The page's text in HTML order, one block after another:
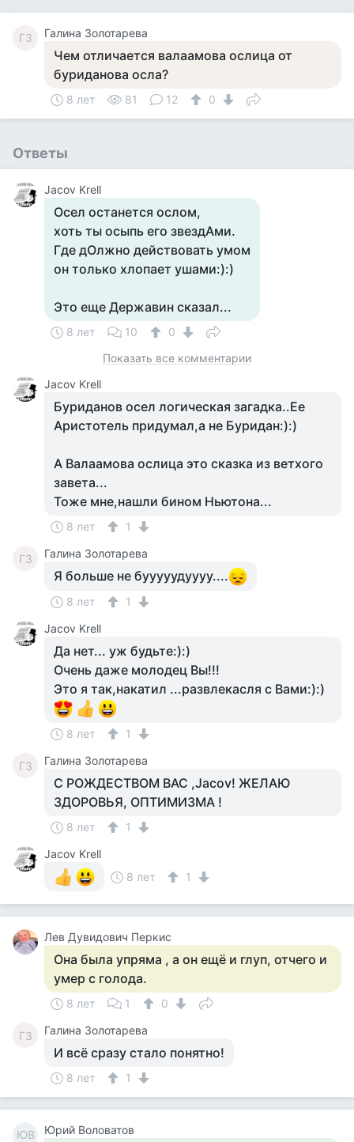
ГЗ Галина Золотарева
Чем отличается валаамова ослица от
буриданова осла?
8 лет 81 12 0
Ответы
Jacov Krell
Осел останется ослом,
хоть ты осыпь его звездАми.
Где дОлжно действовать умом
он только хлопает ушами:):)
Это еще Державин сказал...
8 лет 10
0
Показать все комментарии
Jacov Krell
Буриданов осел логическая загадка..Ее
Аристотель придумал,а не Буридан:):)
А Валаамова ослица это сказка из ветхого
завета...
Тоже мне,нашли бином Ньютона...
8 лет 1
ГЗ Галина Золотарева
Я больше не бууууудуууу....
8 лет
1
Jacov Krell
Да нет... уж будьте:):)
Очень даже молодец Вы!!!
Это я так,накатил ...развлекасля с Вами:):)
8 лет 1
ГЗ Галина Золотарева
С РОЖДЕСТВОМ ВАС ,Jacov! ЖЕЛАЮ
ЗДОРОВЬЯ, ОПТИМИЗМА !
8 лет
1
Jacov Krell
8 лет
1
Лев Дувидович Перкис
Она была упряма , а он ещё и глуп, отчего и
умер с голода.
8 лет 1 0
ГЗ Галина Золотарева
И всё сразу стало понятно!
8 лет 1
ЮВ Юрий Воловатов